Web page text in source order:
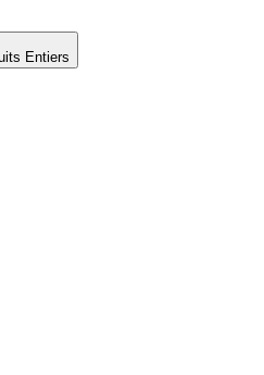
Entiers